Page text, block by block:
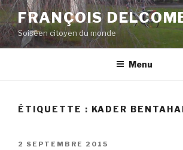
Aller
au
contenu
principal
FRANÇOIS
Soiséen citoyen du monde
Menu
ÉTIQUETTE : KADER
PUBLIÉ
2 SEPTEMBRE 2015